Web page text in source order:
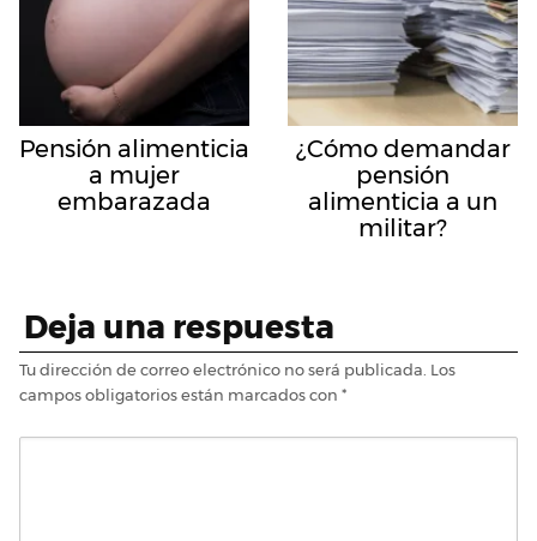
Pensión alimenticia
a mujer
embarazada
¿Cómo demandar
pensión
alimenticia a un
militar?
Deja una respuesta
Tu dirección de correo electrónico no será publicada. Los
campos obligatorios están marcados con *